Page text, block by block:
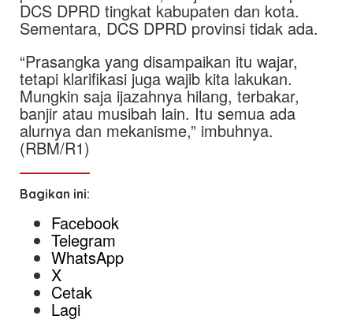
DCS DPRD tingkat kabupaten dan kota.
Sementara, DCS DPRD provinsi tidak ada.
“Prasangka yang disampaikan itu wajar,
tetapi klarifikasi juga wajib kita lakukan.
Mungkin saja ijazahnya hilang, terbakar,
banjir atau musibah lain. Itu semua ada
alurnya dan mekanisme,” imbuhnya.
(RBM/R1)
Bagikan ini:
Facebook
Telegram
WhatsApp
X
Cetak
Lagi